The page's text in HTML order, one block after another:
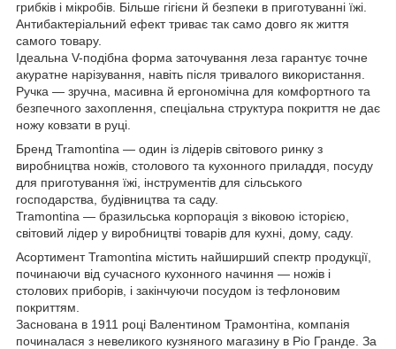
грибків і мікробів. Більше гігієни й безпеки в приготуванні їжі.
Антибактеріальний ефект триває так само довго як життя
самого товару.
Ідеальна V-подібна форма заточування леза гарантує точне
акуратне нарізування, навіть після тривалого використання.
Ручка — зручна, масивна й ергономічна для комфортного та
безпечного захоплення, спеціальна структура покриття не дає
ножу ковзати в руці.
Бренд Tramontina — один із лідерів світового ринку з
виробництва ножів, столового та кухонного приладдя, посуду
для приготування їжі, інструментів для сільського
господарства, будівництва та саду.
Tramontina — бразильська корпорація з віковою історією,
світовий лідер у виробництві товарів для кухні, дому, саду.
Асортимент Tramontina містить найширший спектр продукції,
починаючи від сучасного кухонного начиння — ножів і
столових приборів, і закінчуючи посудом із тефлоновим
покриттям.
Заснована в 1911 році Валентином Трамонтіна, компанія
починалася з невеликого кузняного магазину в Ріо Гранде. За